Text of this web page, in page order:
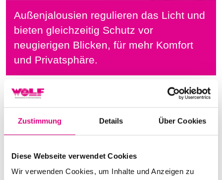
Zustimmung Details Über Cookies
Diese Webseite verwendet Cookies
Wir verwenden Cookies, um Inhalte und Anzeigen zu
Außenjalousien regulieren das Licht und
bieten gleichzeitig Schutz vor
neugierigen Blicken, für mehr Komfort
und Privatsphäre.